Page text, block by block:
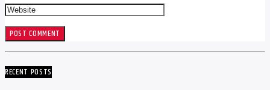
RECENT POSTS